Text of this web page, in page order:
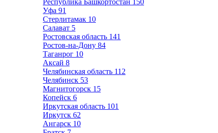
Республика Башкортостан 150
Уфа 91
Стерлитамак 10
Салават 5
Ростовская область 141
Ростов-на-Дону 84
Таганрог 10
Аксай 8
Челябинская область 112
Челябинск 53
Магнитогорск 15
Копейск 6
Иркутская область 101
Иркутск 62
Ангарск 10